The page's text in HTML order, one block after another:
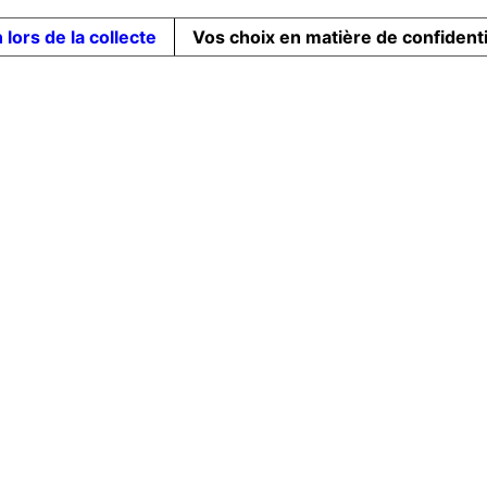
lors de la collecte Vos choix en matière de